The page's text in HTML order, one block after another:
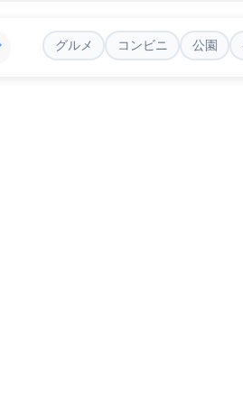
グルメ コンビニ 公園